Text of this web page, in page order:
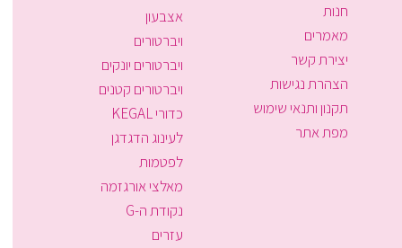
חנות
מאמרים
יצירת קשר
הצהרת נגישות
תקנון ותנאי שימוש
מפת אתר
אצבעון
ויברטורים
ויברטורים יונקים
ויברטורים קטנים
כדורי KEGAL
לעינוג הדגדגן
לפטמות
מאלצי אורגזמה
נקודת ה-G
עזרים